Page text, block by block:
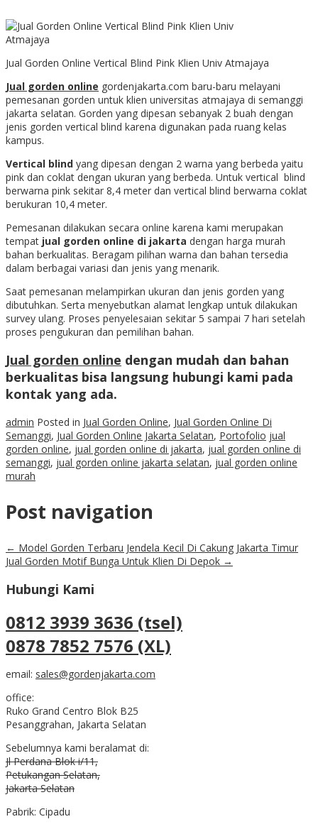
Jual Gorden Online Vertical Blind Pink Klien Univ Atmajaya
Jual gorden online gordenjakarta.com baru-baru melayani
pemesanan gorden untuk klien universitas atmajaya di semanggi
jakarta selatan. Gorden yang dipesan sebanyak 2 buah dengan
jenis gorden vertical blind karena digunakan pada ruang kelas
kampus.
Vertical blind yang dipesan dengan 2 warna yang berbeda yaitu
pink dan coklat dengan ukuran yang berbeda. Untuk vertical blind
berwarna pink sekitar 8,4 meter dan vertical blind berwarna coklat
berukuran 10,4 meter.
Pemesanan dilakukan secara online karena kami merupakan
tempat jual gorden online di jakarta dengan harga murah
bahan berkualitas. Beragam pilihan warna dan bahan tersedia
dalam berbagai variasi dan jenis yang menarik.
Saat pemesanan melampirkan ukuran dan jenis gorden yang
dibutuhkan. Serta menyebutkan alamat lengkap untuk dilakukan
survey ulang. Proses penyelesaian sekitar 5 sampai 7 hari setelah
proses pengukuran dan pemilihan bahan.
Jual gorden online dengan mudah dan bahan
berkualitas bisa langsung hubungi kami pada
kontak yang ada.
admin Posted in Jual Gorden Online, Jual Gorden Online Di
Semanggi, Jual Gorden Online Jakarta Selatan, Portofolio jual
gorden online, jual gorden online di jakarta, jual gorden online di
semanggi, jual gorden online jakarta selatan, jual gorden online
murah
Post navigation
← Model Gorden Terbaru Jendela Kecil Di Cakung Jakarta Timur
Jual Gorden Motif Bunga Untuk Klien Di Depok →
Hubungi Kami
0812 3939 3636 (tsel)
0878 7852 7576 (XL)
email: sales@gordenjakarta.com
office:
Ruko Grand Centro Blok B25
Pesanggrahan, Jakarta Selatan
Sebelumnya kami beralamat di:
Jl Perdana Blok i/11,
Petukangan Selatan,
Jakarta Selatan
Pabrik: Cipadu